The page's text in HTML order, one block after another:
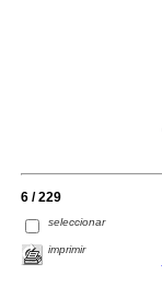
6 / 229
seleccionar
imprimir